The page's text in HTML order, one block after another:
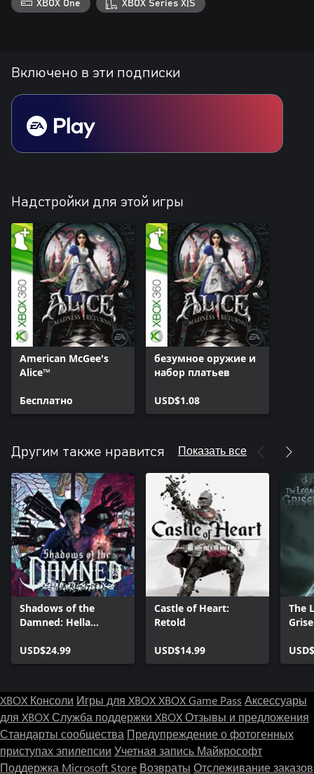
XBOX One XBOX Series X|S
Включено в эти подписки
Надстройки для этой игры
American McGee's
Alice™
Бесплатно
безумное оружие и
набор платьев
USD$1.08
Другим также нравится Показать все
Shadows of the
Damned: Hella
USD$24.99
Castle of Heart:
Retold
USD$14.99
The
XBOX Консоли Игры для XBOXXBOX Game Pass Аксессуары
для XBOXСлужба поддержки XBOXОтзывы и предложения
Стандарты сообщества Предупреждение о фотогенных
приступах эпилепсии Учетная запись Майкрософт
Поддержка Microsoft Store Возвраты Отслеживание заказов